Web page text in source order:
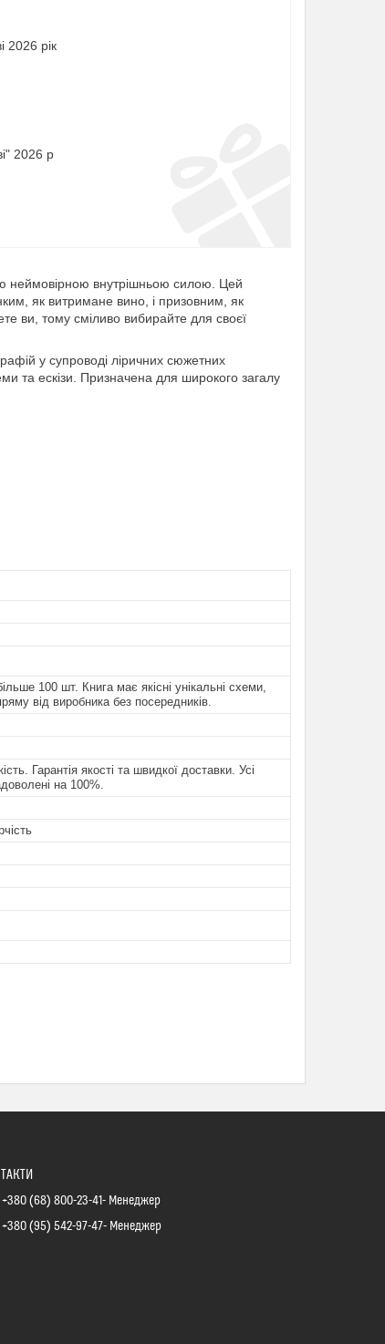
2026 рік
2026 р
неймовірною внутрішньою силою. Цей
як витримане вино, і призовним, як
ви, тому сміливо вибирайте для своєї
у супроводі ліричних сюжетних
та ескізи. Призначена для широкого загалу
100 шт. Книга має якісні унікальні схеми,
від виробника без посередників.
Гарантія якості та швидкої доставки. Усі
на 100%.
+380 (68) 800-23-41 Менеджер
+380 (95) 542-97-47 Менеджер